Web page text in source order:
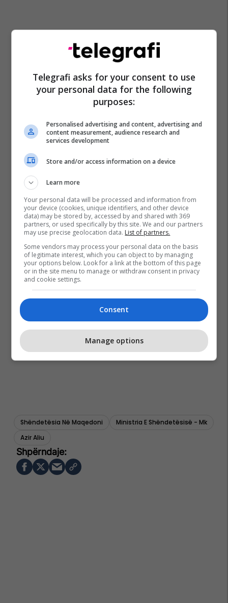
Shëndetësia Në Maqedoni
Ministria E Shëndetësisë - Mk
Azir Aliu
Telegrafi asks for your consent to use
your personal data for the following
purposes:
Personalised advertising and content, advertising and
content measurement, audience research and
services development
Store and/or access information on a device
Learn more
Your personal data will be processed and information from
your device (cookies, unique identifiers, and other device
data) may be stored by, accessed by and shared with 369
partners, or used specifically by this site. We and our partners
may use precise geolocation data. List of partners.
Some vendors may process your personal data on the basis
of legitimate interest, which you can object to by managing
your options below. Look for a link at the bottom of this page
or in the site menu to manage or withdraw consent in privacy
and cookie settings.
Consent
Manage options